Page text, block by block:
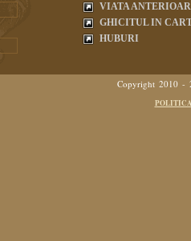
VIATA
GHICITUL IN
HUBURI
Copyright 2010